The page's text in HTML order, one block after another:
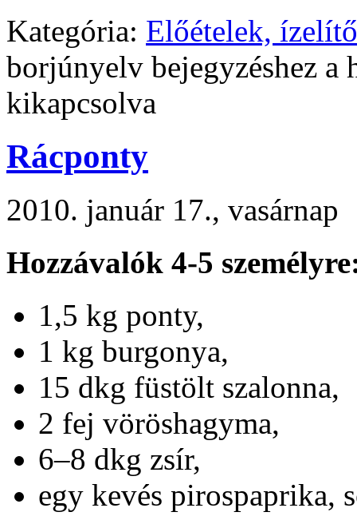
Kategória: Előételek,
borjúnyelv bejegyzéshez a
kikapcsolva
Rácponty
2010. január 17., vasárnap
Hozzávalók 4-5
1,5 kg ponty,
1 kg burgonya,
15 dkg füstölt szalonna,
2 fej vöröshagyma,
6–8 dkg zsír,
egy kevés pirospaprika,